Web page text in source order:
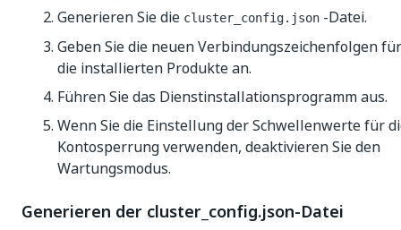
Generieren Sie die cluster_config.json -Datei.
Geben Sie die neuen Verbindungszeichenfolgen für
die installierten Produkte an.
Führen Sie das Dienstinstallationsprogramm aus.
Wenn Sie die Einstellung der Schwellenwerte für
Kontosperrung verwenden, deaktivieren Sie den
Wartungsmodus.
Generieren der cluster_config.json-Datei